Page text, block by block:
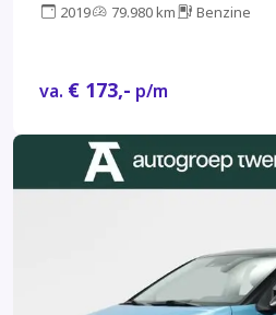
2019 79.980 km Benzine
va. € 173,- p/m